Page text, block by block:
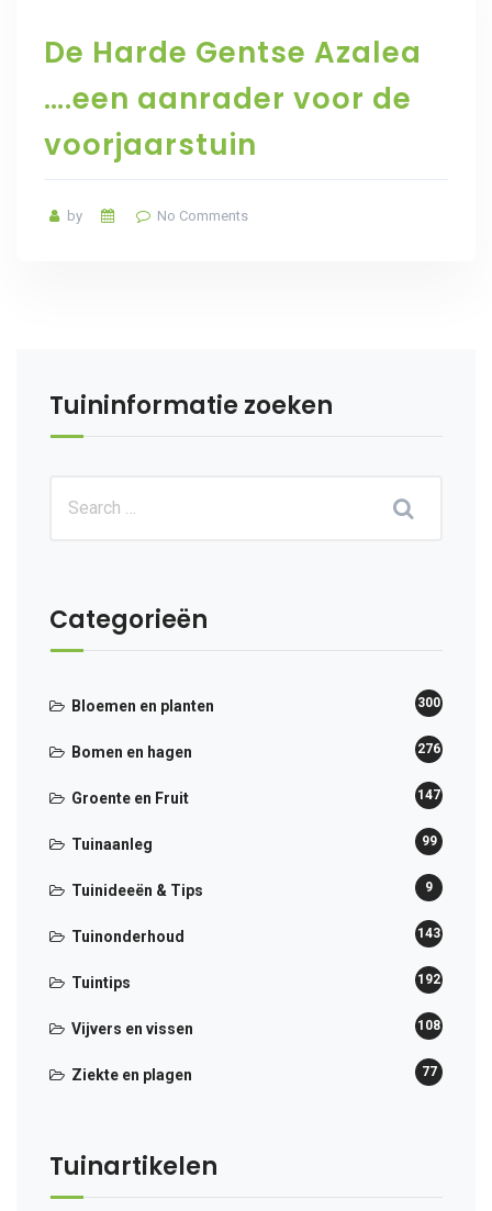
De Harde Gentse Azalea
….een aanrader voor de
voorjaarstuin
by No Comments
Tuininformatie zoeken
Categorieën
Bloemen en planten 300
Bomen en hagen 276
Groente en Fruit 147
Tuinaanleg 99
Tuinideeën & Tips 9
Tuinonderhoud 143
Tuintips 192
Vijvers en vissen 108
Ziekte en plagen 77
Tuinartikelen